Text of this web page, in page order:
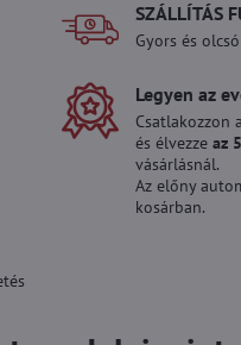
SZÁLLÍTÁS
Gyors és
Legyen az
Csatlakozzon
és élvezzeaz
vásárlásnál.
Az előny
kosárban.